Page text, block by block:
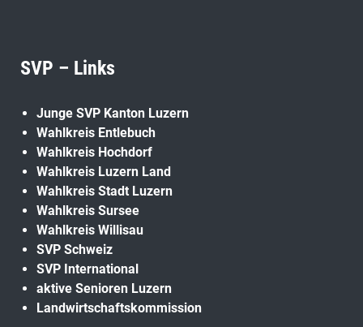
SVP – Links
Junge SVP Kanton Luzern
Wahlkreis Entlebuch
Wahlkreis Hochdorf
Wahlkreis Luzern Land
Wahlkreis Stadt Luzern
Wahlkreis Sursee
Wahlkreis Willisau
SVP Schweiz
SVP International
aktive Senioren Luzern
Landwirtschaftskommission